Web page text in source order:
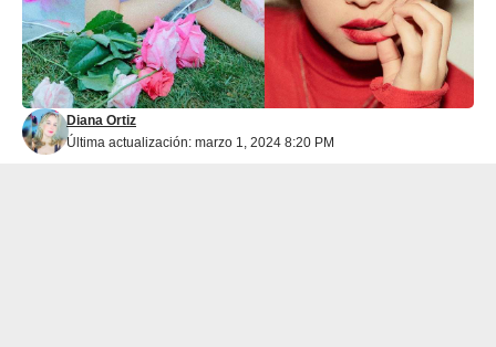
Última actualización: marzo 1, 2024 8:20 PM
Diana Ortiz